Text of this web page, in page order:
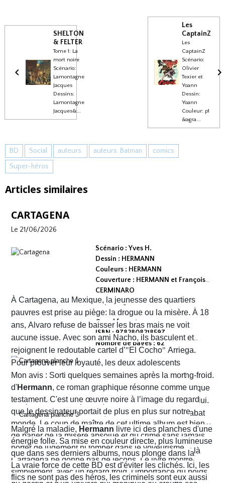
SHELTON
& FELTER
Tome 1: La
mort noire
Scénario:
Lamontagne
Jacques
Dessins:
Lamontagne
Jacques&...
Les
CaptainZ
Les
CaptainZ
Scénario:
Olivier
Texier et
Yoann
Dessin:
Yoann
Couleur: p1
&agra...
BD Social auteurs. auteurs. Batman
comics
Super-héros
Articles similaires
CARTAGENA
Le 21/06/2026
Scénario : Yves H.
Dessin : HERMANN
Couleurs : HERMANN
Couverture : HERMANN et François
CERMINARO
Dépot légal : avril 2026
Editeur :
Grand format
ISBN : 9782808218597
Nombre de pages : 62
À Cartagena, au Mexique, la jeunesse des quartiers
pauvres est prise au piège: la drogue ou la misère. À 18
ans, Alvaro refuse de baisser les bras mais ne voit
aucune issue. Avec son ami Nacho, ils basculent et
rejoignent le redoutable cartel d’"El Cocho" Arriega.
Pour prouver leur loyauté, les deux adolescents
reçoivent l'ordre d'exécuter des prisonniers de sang-froid.
Alvaro hésite, tremble mais en proie à une peur panique
finit par obéir. Cela provoque aussitôt un déclic chez lui.
Dans un sursaut de survie, il retourne son arme et abat
l’un des chefs du gang local qui n’est autre que le neveu
d’Arriega. Devenus des hommes à abattre, Alvaro et
Nacho s'enfuient vers la frontière américaine. C’est là
qu’ils vont croiser, Félix Garzon, un flic quadragénaire
fatigué qui les regarde courir…
Mon avis : Sorti quelques semaines après la mort
d'Hermann, ce roman graphique résonne comme un
testament. C'est une œuvre noire à l’image du regard
que le dessinateur portait de plus en plus sur notre
monde. Le coup de maître de cet ultime album est bien
de parler de la misère absolue et du crime sans jamais
porter de jugement ni tomber dans le voyeurisme.
Cartagena ne donne pas de leçons. Le livre montre
simplement, avec un regard froid, l’importance du poids
Malgré la maladie, Hermann livre ici des planches d'une
énergie folle. Sa mise en couleur directe, plus lumineuse
que dans ses derniers albums, nous plonge dans la
poussière et la sueur comme lui seul savait les
transmettre. On y retrouve ses fameux visages fatigués
La vraie force de cette BD est d'éviter les clichés. Ici, les
flics ne sont pas des héros, les criminels sont eux aussi